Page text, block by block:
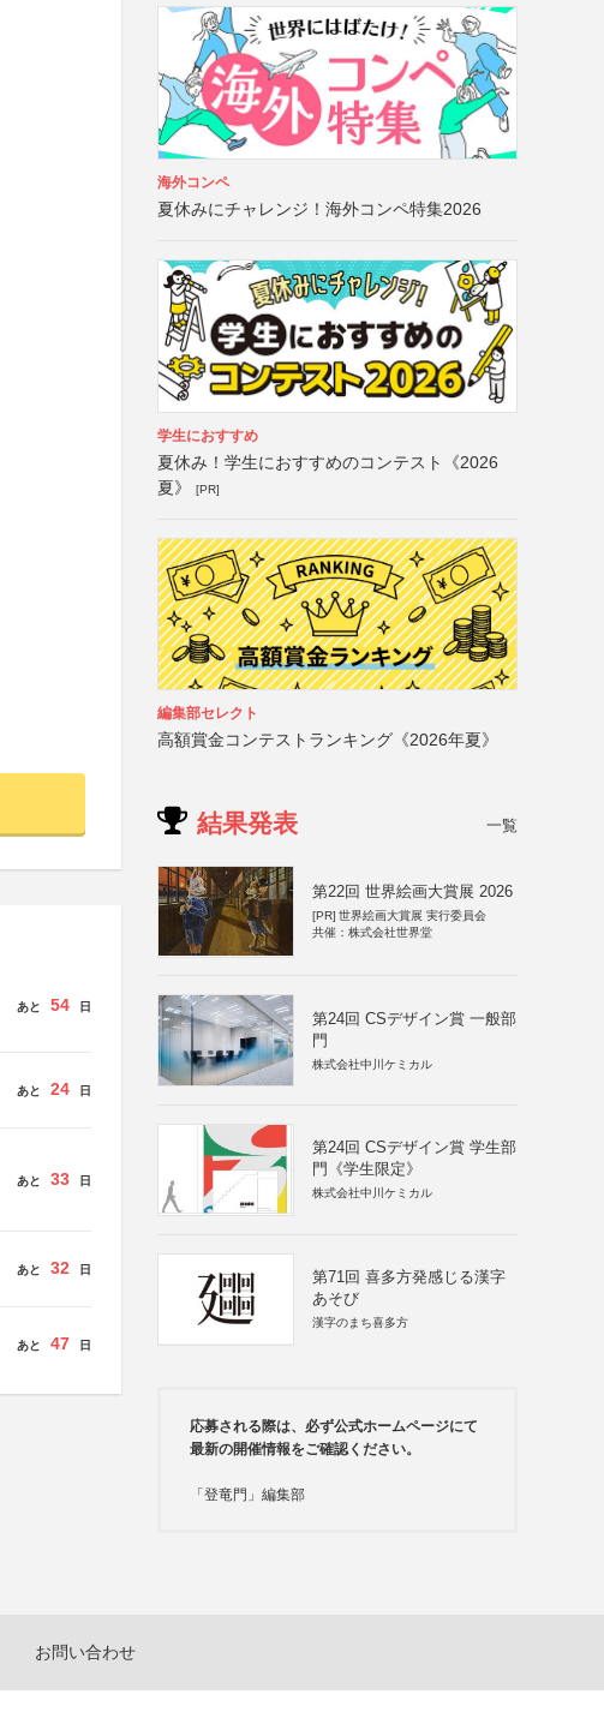
あと 54 日
あと 24 日
あと 33 日
あと 32 日
あと 47 日
海外コンペ
夏休みにチャレンジ！海外コンペ特集2026
学生におすすめ
夏休み！学生におすすめのコンテスト《2026
夏》
[PR]
編集部セレクト
高額賞金コンテストランキング《2026年夏》
結果発表 一覧
第22回 世界絵画大賞展 2026
[PR] 世界絵画大賞展 実行委員会
共催：株式会社世界堂
第24回 CSデザイン賞 一般部
門
株式会社中川ケミカル
第24回 CSデザイン賞 学生部
門《学生限定》
株式会社中川ケミカル
第71回 喜多方発感じる漢字
あそび
漢字のまち喜多方
応募される際は、必ず公式ホームページにて
最新の開催情報をご確認ください。
「登竜門」編集部
お問い合わせ